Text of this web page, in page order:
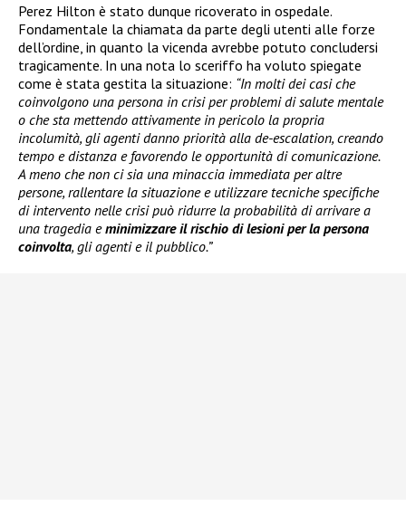
Perez Hilton è stato dunque ricoverato in ospedale.
Fondamentale la chiamata da parte degli utenti alle forze
dell’ordine, in quanto la vicenda avrebbe potuto concludersi
tragicamente. In una nota lo sceriffo ha voluto spiegate
come è stata gestita la situazione: “In molti dei casi che
coinvolgono una persona in crisi per problemi di salute mentale
o che sta mettendo attivamente in pericolo la propria
incolumità, gli agenti danno priorità alla de-escalation, creando
tempo e distanza e favorendo le opportunità di comunicazione.
A meno che non ci sia una minaccia immediata per altre
persone, rallentare la situazione e utilizzare tecniche specifiche
di intervento nelle crisi può ridurre la probabilità di arrivare a
una tragedia eminimizzare il rischio di lesioni per la persona
coinvolta, gli agenti e il pubblico.”